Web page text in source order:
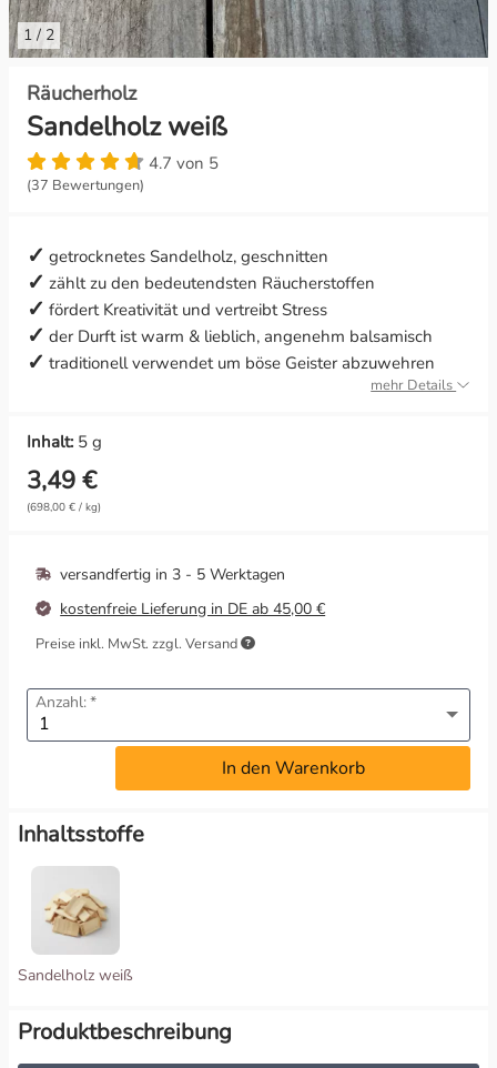
1 / 2
Räucherholz
Sandelholz weiß
4.7 von 5
(37 Bewertungen)
getrocknetes Sandelholz, geschnitten
zählt zu den bedeutendsten Räucherstoffen
fördert Kreativität und vertreibt Stress
der Durft ist warm & lieblich, angenehm balsamisch
traditionell verwendet um böse Geister abzuwehren
mehr Details
Inhalt: 5 g
3,49 €
(698,00 € / kg)
versandfertig in3 - 5 Werktagen
kostenfreie Lieferung in DE ab 45,00 €
Preise inkl. MwSt. zzgl. Versand
Anzahl:
In den Warenkorb
Inhaltsstoffe
Sandelholz weiß
Produktbeschreibung
Konzentration & Erfolg
Lebenskraft & Lebensfreude
Leichtigkeit & Ausgeglichenheit
Liebe & Leidenschaft
Meditation & Weissagung
Mut & Zuversicht
Ruhe & Frieden
Schutz & Geborgenheit
Wärme & Harmonie
Litha
Lughnasadh
Mabon